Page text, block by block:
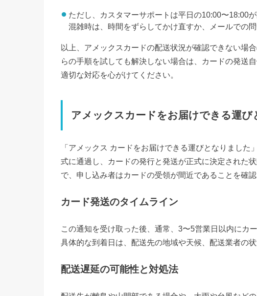
ただし、カスタマーサポートは平日の10:00〜18:00
混雑時は、時間をずらしてかけ直すか、メールでの
以上、アメックスカードの配送状況が確認できない場
らの手順を試しても解決しない場合は、カードの発送
適切な対応を心がけてください。
アメックスカードをお届けできる運
「アメックス カードをお届けできる運びとなりまし
式に通過し、カードの発行と発送が正式に決定された
で、申し込み者はカードの受領が間近であることを確認
カード発送のタイムライン
この通知を受け取った後、通常、3〜5営業日以内にカ
具体的な到着日は、配送先の地域や天候、配送業者の
配送遅延の可能性と対処法